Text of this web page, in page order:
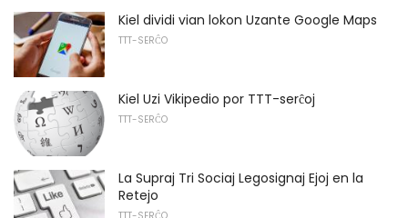
Kiel dividi vian lokon Uzante Google Maps
TTT-SERĈO
Kiel Uzi Vikipedio por TTT-serĉoj
TTT-SERĈO
La Supraj Tri Sociaj Legosignaj Ejoj en la
Retejo